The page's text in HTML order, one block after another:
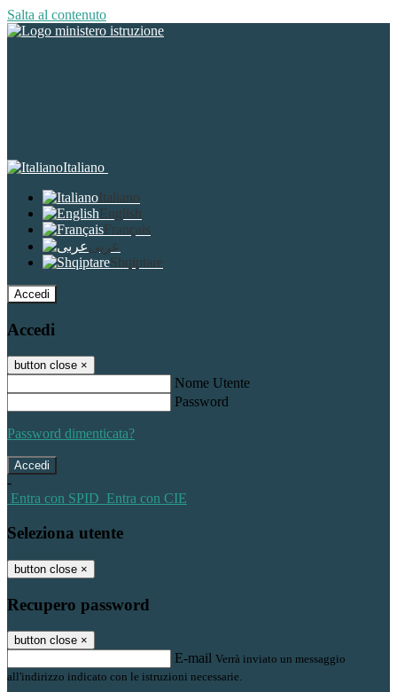
Salta al contenuto
Italiano
Italiano
English
Français
عربى
Shqiptare
Accedi
Accedi
button close ×
Nome Utente
Password
Password dimenticata?
-
Entra con SPID Entra con CIE
Seleziona utente
button close ×
Recupero password
button close ×
E-mail Verrà inviato un messaggio
all'indirizzo indicato con le istruzioni necessarie.